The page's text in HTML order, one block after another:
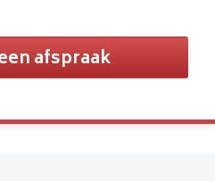
afspraak